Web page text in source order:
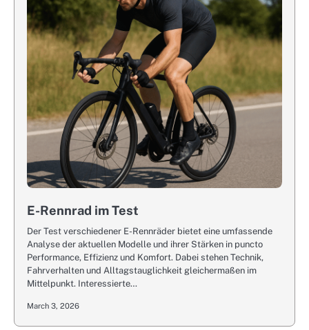
E-Rennrad im Test
Der Test verschiedener E-Rennräder bietet eine umfassende
Analyse der aktuellen Modelle und ihrer Stärken in puncto
Performance, Effizienz und Komfort. Dabei stehen Technik,
Fahrverhalten und Alltagstauglichkeit gleichermaßen im
Mittelpunkt. Interessierte…
March 3, 2026